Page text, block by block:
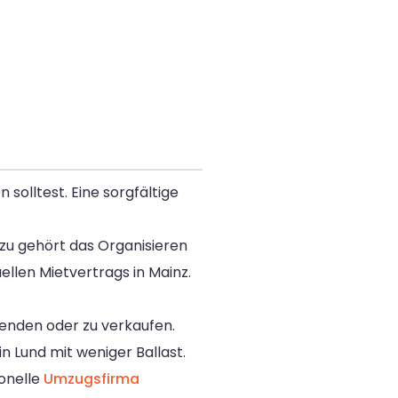
solltest. Eine sorgfältige
gehört das Organisieren
Mietvertrags in Mainz.
oder zu verkaufen.
Lund mit weniger Ballast.
Umzugsfirma